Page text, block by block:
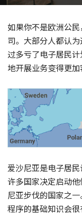
如果你不是欧洲公
司。大部分人都认
过多亏了电子居民
地开展业务变得更加
爱沙尼亚是电子居
许多国家决定启动
尼亚步伐的国家之
程序的基础知识会很